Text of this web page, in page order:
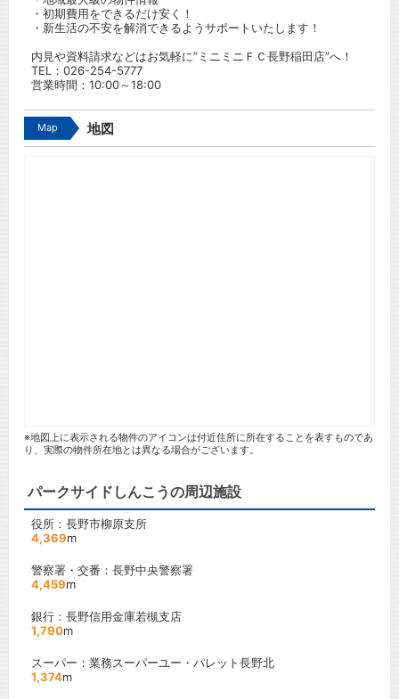
・初期費用をできるだけ安く！
・新生活の不安を解消できるようサポートいたします！
内見や資料請求などはお気軽に”ミニミニＦＣ長野稲田店”へ！
TEL： 026-254-5777
営業時間：10:00～18:00
Map 地図
※地図上に表示される物件のアイコンは付近住所に所在することを表すものであ
り、実際の物件所在地とは異なる場合がございます。
パークサイドしんこうの周辺施設
役所：長野市柳原支所
4,369m
警察署・交番：長野中央警察署
4,459m
銀行：長野信用金庫若槻支店
1,790m
スーパー：業務スーパーユー・パレット長野北
1,374m